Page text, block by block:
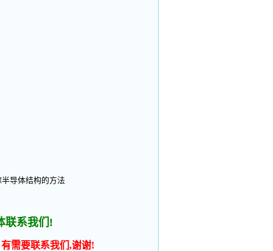
导体结构的方法
联系我们!
有需要联系我们,谢谢!